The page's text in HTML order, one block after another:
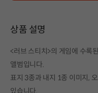
상품 설명
<러브 스티치>의 게임에 수록
앨범입니다.
표지 3종과 내지 1종 이미지,
있습니다.